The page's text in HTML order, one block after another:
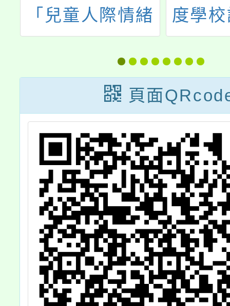
「兒童人際情緒
適應與兒童權利
公約研習」，歡
迎本校教師參
加。
度學
緊急
頁面